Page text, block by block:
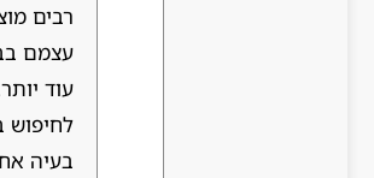
רבים
עצמם
עוד
לחיפוש
בעיה